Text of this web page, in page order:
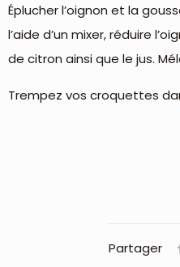
Éplucher l’oignon et la
l’aide d’un mixer, réduire
de citron ainsi que le jus.
Trempez vos croquettes
Partager